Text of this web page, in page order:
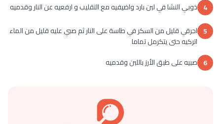
4 ذوبي النشا في لبن بارد واضيفيه مع التقليب و ارفعيه عن النار وقدميه
5 احرقي قليل من السكر في طاسة على النار ثم صبي عليه قليل من الماء
اتركيه حتى يتكرمل تماما
6 صبيه على طبق الأرز باللبن وقدميه